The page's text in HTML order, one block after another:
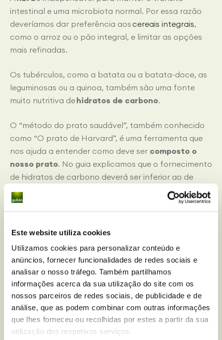
Este website utiliza cookies
Utilizamos cookies para personalizar conteúdo e
anúncios, fornecer funcionalidades de redes sociais e
analisar o nosso tráfego. Também partilhamos
informações acerca da sua utilização do site com os
nossos parceiros de redes sociais, de publicidade e de
análise, que as podem combinar com outras informações
que lhes forneceu ou recolhidas por estes a partir da sua
utilização dos respetivos serviços.
intestinal e uma microbiota normal. Por essa razão
deveríamos dar preferência aoscereais integrais,
como o arroz ou o pão integral, e limitar as opções
mais refinadas.
Os tubérculos, como a batata ou a batata-doce, as
leguminosas ou a quinoa, também são uma fonte
muito nutritiva dehidratos de carbono.
O “método do prato saudável”, também conhecido
como “O prato de Harvard”, é uma ferramenta que
nos ajuda a entender como deve ser composto o
nosso prato. No guia explicamos que o fornecimento
de hidratos de carbono deverá ser inferior ao de
vegetais. Isso significa que, embora seja frequente o
prato de arroz ou massa ser um prato único,
umalimento de origem vegetal
uma salada verde como primeiro prato podem ser
boas opções.
Pequenos-almoços e lanches equilibrada
Oshidratos de carbonosão uma das melhores
fontes de energia para o nosso corpo. Começar o